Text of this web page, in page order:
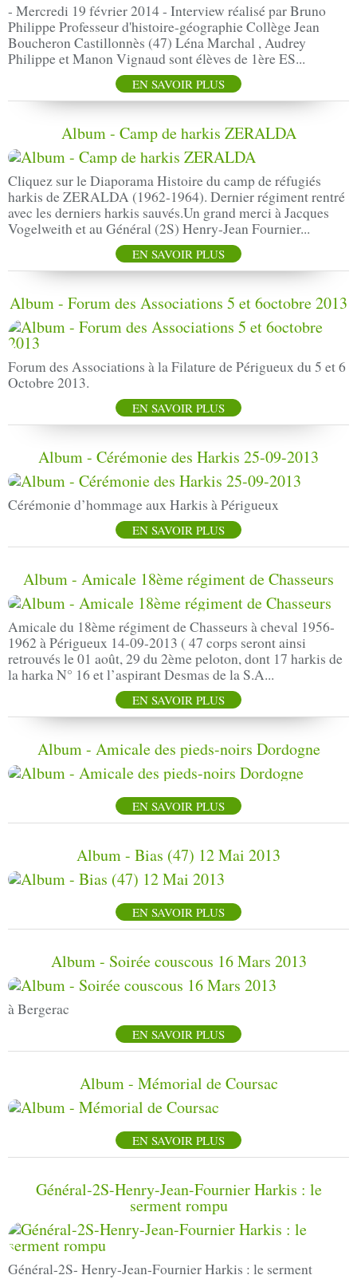
- Mercredi 19 février 2014 - Interview réalisé par Bruno
Philippe Professeur d'histoire-géographie Collège Jean
Boucheron Castillonnès (47) Léna Marchal , Audrey
Philippe et Manon Vignaud sont élèves de 1ère ES...
EN SAVOIR PLUS
Album - Camp de harkis ZERALDA
Cliquez sur le Diaporama Histoire du camp de réfugiés
harkis de ZERALDA (1962-1964). Dernier régiment rentré
avec les derniers harkis sauvés.Un grand merci à Jacques
Vogelweith et au Général (2S) Henry-Jean Fournier...
EN SAVOIR PLUS
Album - Forum des Associations 5 et 6octobre 2013
Forum des Associations à la Filature de Périgueux du 5 et 6
Octobre 2013.
EN SAVOIR PLUS
Album - Cérémonie des Harkis 25-09-2013
Cérémonie d’hommage aux Harkis à Périgueux
EN SAVOIR PLUS
Album - Amicale 18ème régiment de Chasseurs
Amicale du 18ème régiment de Chasseurs à cheval 1956-
1962 à Périgueux 14-09-2013 ( 47 corps seront ainsi
retrouvés le 01 août, 29 du 2ème peloton, dont 17 harkis de
la harka N° 16 et l’aspirant Desmas de la S.A...
EN SAVOIR PLUS
Album - Amicale des pieds-noirs Dordogne
EN SAVOIR PLUS
Album - Bias (47) 12 Mai 2013
EN SAVOIR PLUS
Album - Soirée couscous 16 Mars 2013
à Bergerac
EN SAVOIR PLUS
Album - Mémorial de Coursac
EN SAVOIR PLUS
Général-2S-Henry-Jean-Fournier Harkis : le
serment rompu
Général-2S- Henry-Jean-Fournier Harkis : le serment